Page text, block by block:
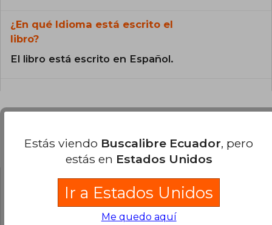
¿En qué Idioma está escrito el
libro?
El libro está escrito en Español.
Preguntas y respuestas sobre el libro
¿Tienes una pregunta sobre el libro?
para poder agregar tu propia pregunta.
Estás viendo Buscalibre Ecuador, pero
estás en Estados Unidos
Ir a Estados Unidos
Me quedo aquí